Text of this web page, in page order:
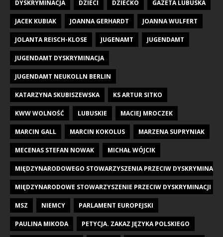
DYSKRYMINACJA DZIECI DZIECKO GAZETA LUBUSKA
JACEK KUBIAK JOANNA GERHARDT JOANNA WULFERT
JOLANTA REISCH-KLOSE JUGENAMT JUGENDAMT
JUGENDAMT DYSKRYMINACJA
JUGENDAMT NEUKOLLN BERLIN
KATARZYNA SKUBISZEWSKA KS ARTUR SITKO
KWW WOLNOŚĆ LUBUSKIE MACIEJ MROCZEK
MARCIN GALL MARCIN KOKOLUS MARZENA SUPRYNIAK
MECENAS STEFAN NOWAK MICHAŁ WÓJCIK
MIĘDZYNARODOWEGO STOWARZYSZENIA PRZECIW
MIĘDZYNARODOWE STOWARZYSZENIE PRZECIW DYSKRYMINACJI
MSZ NIEMCY PARLAMENT EUROPEJSKI
PAULINA MIKODA PETYCJA. ZAKAZ JĘZYKA POLSKIEGO